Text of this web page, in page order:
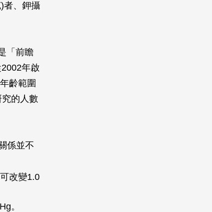
者、鉀攝
「前瞻
年啟
齡範圍
的人數
係並不
改變1.0
。